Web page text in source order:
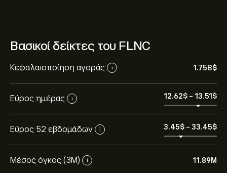
Βασικοί δείκτες του FLNC
Κεφαλαιοποίηση αγοράς i 1.75B‎$‎
Εύρος ημέρας i 12.62‎$‎ - 13.51‎$‎
Εύρος 52 εβδομάδων i 3.45‎$‎ - 33.45‎$‎
Μέσος όγκος (3Μ) i 11.89M